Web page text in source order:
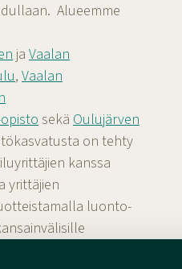
Alueemme
ja Vaalan
, Vaalan
sekä Oulujärven
on tehty
kanssa
yrittäjien
luonto-